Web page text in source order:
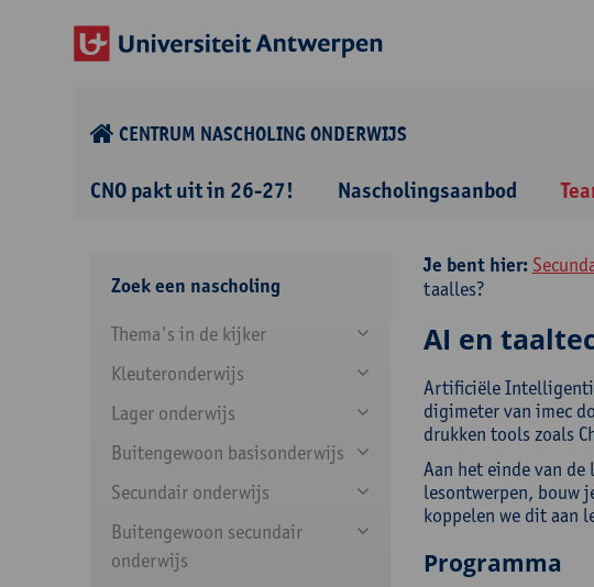
CENTRUM NASCHOLING ONDERWIJS
CNO pakt uit in 26-27! Nascholingsaanbod
Zoek een nascholing
Thema's in de kijker
Kleuteronderwijs
Lager onderwijs
Buitengewoon basisonderwijs
Secundair onderwijs
Buitengewoon secundair
onderwijs
Je bent hier:
taalles?
AI en
Artificiële
digimeter van imec
drukken tools zoals
Aan het einde van
lesontwerpen, bouw
koppelen we dit aan
Programma